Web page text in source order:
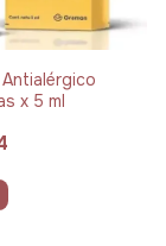
x 5 ml